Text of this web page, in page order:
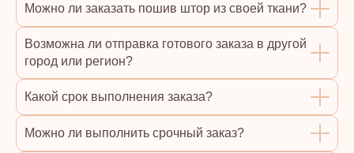
Можно ли заказать пошив штор из своей ткани?
Возможна ли отправка готового заказа в другой
город или регион?
Какой срок выполнения заказа?
Можно ли выполнить срочный заказ?